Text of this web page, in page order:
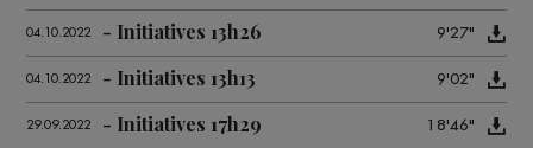
04.10.2022 Initiatives 13h26 9'27"
04.10.2022 Initiatives 13h13 9'02"
29.09.2022 Initiatives 17h29 18'46"